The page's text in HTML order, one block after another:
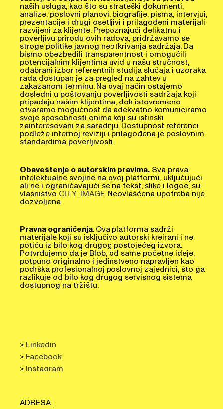
analize, poslovni planovi, biografije, pisma, intervjui,
prezentacije i drugi osetljivi i prilagođeni materijali
razvijeni za klijente. Prepoznajući delikatnu i
poverljivu prirodu ovih radova, pridržavamo se
stroge politike javnog neotkrivanja sadržaja. Da
bismo obezbedili transparentnost i omogućili
potencijalnim klijentima uvid u našu stručnost,
odabrani izbor referentnih studija slučaja i uzoraka
rada dostupan je za pregled na zahtev u
zakazanom terminu. Na ovaj način ostajemo
dosledni u poštovanju poverljivosti sadržaja koji
pripadaju našim klijentima, dok istovremeno
otvaramo mogućnost da adekvatno komuniciramo
svoje sposobnosti onima koji su istinski
zainteresovani za saradnju. Dostupnost referenci
podleže internoj reviziji i prilagođena je poslovnim
standardima poverljivosti.
Obaveštenje o autorskim pravima.Sva prava
intelektualne svojine na ovoj platformi, uključujući
ali ne i ograničavajući se na tekst, slike i logoe, su
vlasništvoCITY_IMAGE.Neovlašćena upotreba nije
dozvoljena.
Pravna ograničenja. Ova platforma sadrži
materijale koji su isključivo autorski kreirani i ne
potiču iz bilo kog drugog postojećeg izvora.
Potvrđujemo da je Blob, od same početne ideje,
potpuno originalno i jedinstveno napravljen kao
podrška profesionalnoj poslovnoj zajednici, što ga
razlikuje od bilo kog drugog servisnog sistema
dostupnog na tržištu.
>Linkedin
>Facebook
>Instagram
ADRESA: